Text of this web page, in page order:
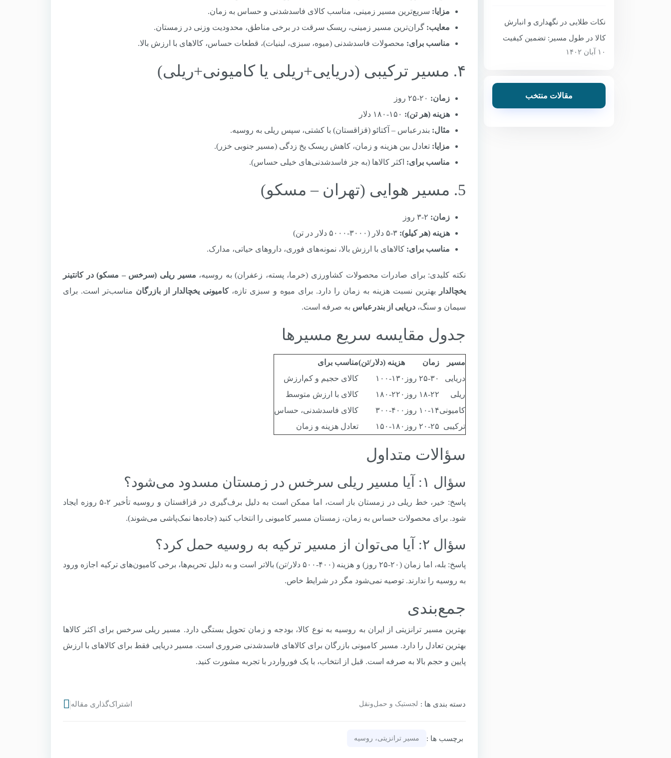
نکات طلایی در نگهداری و انبارش
کالا در طول مسیر: تضمین کیفیت
۱۰ آبان ۱۴۰۲
مقالات منتخب
مزایا: سریع‌ترین مسیر زمینی، مناسب کالای فاسدشدنی و حساس به زمان.
معایب: گران‌ترین مسیر زمینی، ریسک سرقت در برخی مناطق، محدودیت وزنی در زمستان.
مناسب برای: محصولات فاسدشدنی (میوه، سبزی، لبنیات)، قطعات حساس، کالاهای با ارزش بالا.
۴. مسیر ترکیبی (دریایی+ریلی یا کامیونی+ریلی)
زمان:
هزینه (هر تن):
مثال: بندرعباس – آکتائو (قزاقستان) با کشتی، سپس ریلی به روسیه.
مزایا: تعادل بین هزینه و زمان، کاهش ریسک یخ زدگی (مسیر جنوبی خزر).
مناسب برای: اکثر کالاها (به جز فاسدشدنی‌های خیلی حساس).
5. مسیر هوایی (تهران – مسکو)
زمان:
هزینه (هر کیلو):
مناسب برای: کالاهای با ارزش بالا، نمونه‌های فوری، داروهای حیاتی، مدارک.
نکته کلیدی: برای صادرات محصولات کشاورزی (خرما، پسته، زعفران) به روسیه، مسیر ریلی (سرخس – مسکو) در کانتینر
یخچالدار
بهترین نسبت هزینه به زمان را دارد. برای میوه و سبزی تازه،کامیونی یخچالدار از بازرگان مناسب‌تر است. برای
سیمان و سنگ، دریایی از بندرعباس به صرفه است.
جدول مقایسه سریع مسیرها
مسیر زمان هزینه (دلار/تن)مناسب برای
دریایی
۲۵-۳۰ روز ۱۰۰-۱۳۰
کالای حجیم و کم‌ارزش
ریلی
۱۸-۲۲ روز ۱۸۰-۲۲۰
کالای با ارزش متوسط
کامیونی۱۰-۱۴ روز ۳۰۰-۴۰۰
کالای فاسدشدنی، حساس
ترکیبی ۲۰-۲۵ روز ۱۵۰-۱۸۰ تعادل هزینه و زمان
سؤالات متداول
سؤال ۱: آیا مسیر ریلی سرخس در زمستان مسدود می‌شود؟
پاسخ: خیر، خط ریلی در زمستان باز است، اما ممکن است به دلیل برف‌گیری در قزاقستان و روسیه تأخیر ۲-۵ روزه ایجاد
شود. برای محصولات حساس به زمان، زمستان مسیر کامیونی را انتخاب کنید (جاده‌ها نمک‌پاشی می‌شوند).
سؤال ۲: آیا می‌توان از مسیر ترکیه به روسیه حمل کرد؟
پاسخ: بله، اما زمان (۲۰-۲۵ روز) و هزینه (۴۰۰-۵۰۰ دلار/تن) بالاتر است و به دلیل تحریم‌ها، برخی کامیون‌های ترکیه اجازه ورود
به روسیه را ندارند. توصیه نمی‌شود مگر در شرایط خاص.
جمع‌بندی
بهترین مسیر ترانزیتی از ایران به روسیه به نوع کالا، بودجه و زمان تحویل بستگی دارد. مسیر ریلی سرخس برای اکثر کالاها
بهترین تعادل را دارد. مسیر کامیونی بازرگان برای کالاهای فاسدشدنی ضروری است. مسیر دریایی فقط برای کالاهای با ارزش
پایین و حجم بالا به صرفه است. قبل از انتخاب، با یک فورواردر با تجربه مشورت کنید.
دسته‌ بندی‌ ها : لجستیک و حمل‌ونقل اشتراک‌گذاری مقاله
برچسب‌ ها : مسیر ترانزیتی، روسیه